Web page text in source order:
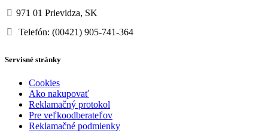
971 01 Prievidza, SK
Telefón: (00421) 905-741-364
Servisné stránky
Cookies
Ako nakupovať
Reklamačný protokol
Pre veľkoodberateľov
Reklamačné podmienky